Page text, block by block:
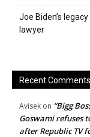
Joe Biden’s
lawyer
Recent Comments
Avisek on “Bigg
Goswami refuses
after Republic TV